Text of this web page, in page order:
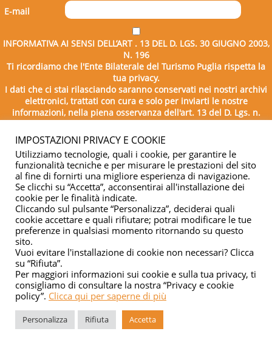
E-mail
INFORMATIVA AI SENSI DELL’ART . 13 DEL D. LGS. 30 GIUGNO 2003,
N. 196
Ti ricordiamo che l'Ente Bilaterale del Turismo Puglia rispetta la
tua privacy.
I dati che ci stai rilasciando saranno conservati nei nostri archivi
elettronici, trattati con cura e solo per inviarti le nostre
informazioni, nella piena osservanza dell'art. 13 del D. Lgs. n.
196/2003.
Copyright © 2026 - Ente Bilaterale del Turismo Puglia - C.F.
Managed byElabora Next
IMPOSTAZIONI PRIVACY E COOKIE
Utilizziamo tecnologie, quali i cookie, per garantire le
funzionalità tecniche e per misurare le prestazioni del sito
al fine di fornirti una migliore esperienza di navigazione.
Se clicchi su “Accetta”, acconsentirai all'installazione dei
cookie per le finalità indicate.
Cliccando sul pulsante “Personalizza”, deciderai quali
cookie accettare e quali rifiutare; potrai modificare le tue
preferenze in qualsiasi momento ritornando su questo
sito.
Vuoi evitare l'installazione di cookie non necessari? Clicca
su “Rifiuta”.
Per maggiori informazioni sui cookie e sulla tua privacy, ti
consigliamo di consultare la nostra “Privacy e cookie
policy”. Clicca qui per saperne di più
Personalizza Rifiuta Accetta